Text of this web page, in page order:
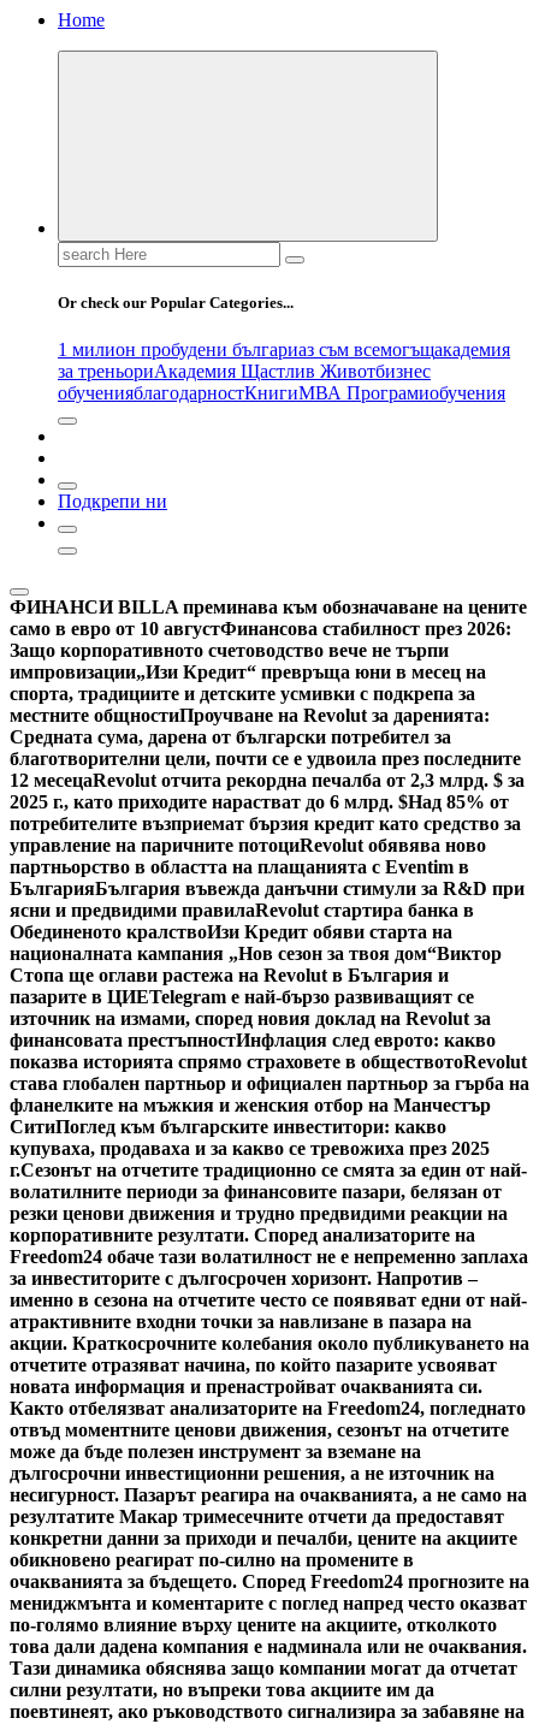
Home
Search
for:
Or check our Popular Categories...
1 милион пробудени българиаз съм всемогъщакадемия
за треньориАкадемия Щастлив Животбизнес
обученияблагодарностКнигиМВА Програмиобучения
Подкрепи ни
ФИНАНСИ BILLA преминава към обозначаване на цените
само в евро от 10 августФинансова стабилност през 2026:
Защо корпоративното счетоводство вече не търпи
импровизации„Изи Кредит“ превръща юни в месец на
спорта, традициите и детските усмивки с подкрепа за
местните общностиПроучване на Revolut за даренията:
Средната сума, дарена от български потребител за
благотворителни цели, почти се е удвоила през последните
12 месецаRevolut отчита рекордна печалба от 2,3 млрд. $ за
2025 г., като приходите нарастват до 6 млрд. $Над 85% от
потребителите възприемат бързия кредит като средство за
управление на паричните потоциRevolut обявява ново
партньорство в областта на плащанията с Eventim в
БългарияБългария въвежда данъчни стимули за R&D при
ясни и предвидими правилаRevolut стартира банка в
Обединеното кралствоИзи Кредит обяви старта на
националната кампания „Нов сезон за твоя дом“Виктор
Стопа ще оглави растежа на Revolut в България и
пазарите в ЦИЕTelegram е най-бързо развиващият се
източник на измами, според новия доклад на Revolut за
финансовата престъпностИнфлация след еврото: какво
показва историята спрямо страховете в обществотоRevolut
става глобален партньор и официален партньор за гърба на
фланелките на мъжкия и женския отбор на Манчестър
СитиПоглед към българските инвеститори: какво
купуваха, продаваха и за какво се тревожиха през 2025
г.Сезонът на отчетите традиционно се смята за един от най-
волатилните периоди за финансовите пазари, белязан от
резки ценови движения и трудно предвидими реакции на
корпоративните резултати. Според анализаторите на
Freedom24 обаче тази волатилност не е непременно заплаха
за инвеститорите с дългосрочен хоризонт. Напротив –
именно в сезона на отчетите често се появяват едни от най-
атрактивните входни точки за навлизане в пазара на
акции. Краткосрочните колебания около публикуването на
отчетите отразяват начина, по който пазарите усвояват
новата информация и пренастройват очакванията си.
Както отбелязват анализаторите на Freedom24, погледнато
отвъд моментните ценови движения, сезонът на отчетите
може да бъде полезен инструмент за вземане на
дългосрочни инвестиционни решения, а не източник на
несигурност. Пазарът реагира на очакванията, а не само на
резултатите Макар тримесечните отчети да предоставят
конкретни данни за приходи и печалби, цените на акциите
обикновено реагират по-силно на промените в
очакванията за бъдещето. Според Freedom24 прогнозите на
мениджмънта и коментарите с поглед напред често оказват
по-голямо влияние върху цените на акциите, отколкото
това дали дадена компания е надминала или не очаквания.
Тази динамика обяснява защо компании могат да отчетат
силни резултати, но въпреки това акциите им да
поевтинеят, ако ръководството сигнализира за забавяне на